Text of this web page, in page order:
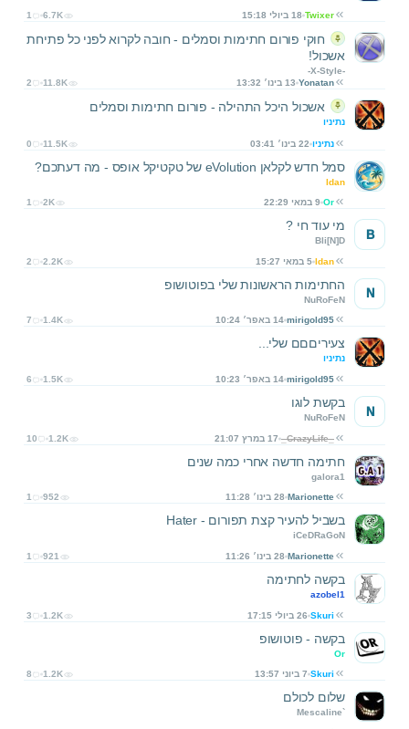
Twixer 18 ביולי 15:18 1 6.7K
חוקי פורום חתימות וסמלים - חובה לקרוא לפני כל פתיחת
אשכול!
-X-Style-
Yonatan 13 בינו׳ 13:32 2 11.8K
אשכול היכל התהילה - פורום חתימות וסמלים
נתיניו
נתיניו 22 בינו׳ 03:41 0 11.5K
סמל חדש לקלאן eVolution של טקטיקל אופס - מה דעתכם?
Idan
Or 9 במאי 22:29 1 2K
מי עוד חי ?
Bli[N]D
Idan 5 במאי 15:27 2 2.2K
B
החתימות הראשונות שלי בפוטושופ
NuRoFeN
mirigold95 14 באפר׳ 10:24 7 1.4K
N
צעיריםםם שלי...
נתיניו
mirigold95 14 באפר׳ 10:23 6 1.5K
בקשת לוגו
NuRoFeN
_CrazyLife_ 17 במרץ 21:07 10 1.2K
N
חתימה חדשה אחרי כמה שנים
galora1
Marionette 28 בינו׳ 11:28 1 952
בשביל להעיר קצת תפורום - Hater
iCeDRaGoN
Marionette 28 בינו׳ 11:26 1 921
בקשה לחתימה
azobel1
Skuri 26 ביולי 17:15 3 1.2K
בקשה - פוטושופ
Or
Skuri 7 ביוני 13:57 8 1.2K
שלום לכולם
Mescaline`